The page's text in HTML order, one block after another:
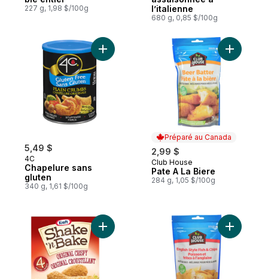
227 g, 1,98 $/100g
l’italienne
680 g, 0,85 $/100g
5,49 $
4C
Chapelure sans
gluten
340 g, 1,61 $/100g
Ajouter Chapelure sans gluten au panier
Préparé au Canada
2,99 $
Préparé au Canada
Club House
Pate A La Biere
284 g, 1,05 $/100g
Ajouter
Ajouter Panure assaisonnée original
Ajouter